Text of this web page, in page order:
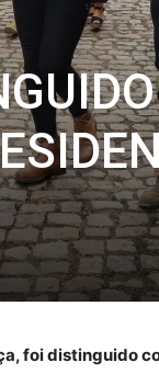
foi distinguido